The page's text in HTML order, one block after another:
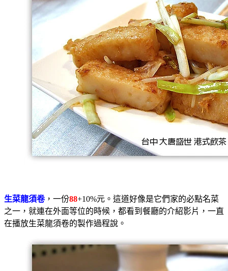
生菜龍須卷，一份88+10%元。這道好像是它們家的必點名菜
之一，就連在外面等位的時候，都看到餐廳的介紹影片，一直
在播放生菜龍須卷的製作過程說。